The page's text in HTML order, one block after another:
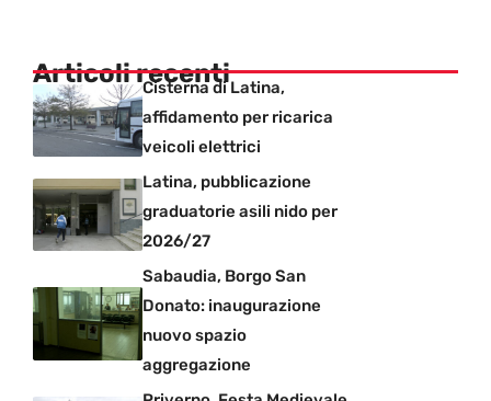
Articoli recenti
Cisterna di Latina,
affidamento per ricarica
veicoli elettrici
Latina, pubblicazione
graduatorie asili nido per
2026/27
Sabaudia, Borgo San
Donato: inaugurazione
nuovo spazio
aggregazione